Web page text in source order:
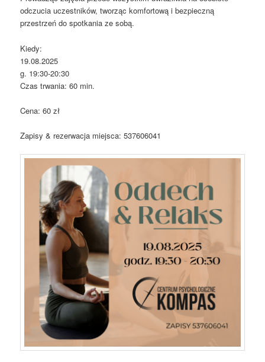
odczucia uczestników, tworząc komfortową i bezpieczną
przestrzeń do spotkania ze sobą.
Kiedy:
19.08.2025
g. 19:30-20:30
Czas trwania: 60 min.
Cena: 60 zł
Zapisy & rezerwacja miejsca: 537606041